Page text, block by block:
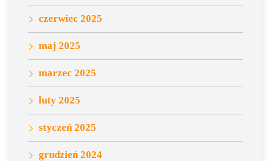
czerwiec 2025
maj 2025
marzec 2025
luty 2025
styczeń 2025
grudzień 2024